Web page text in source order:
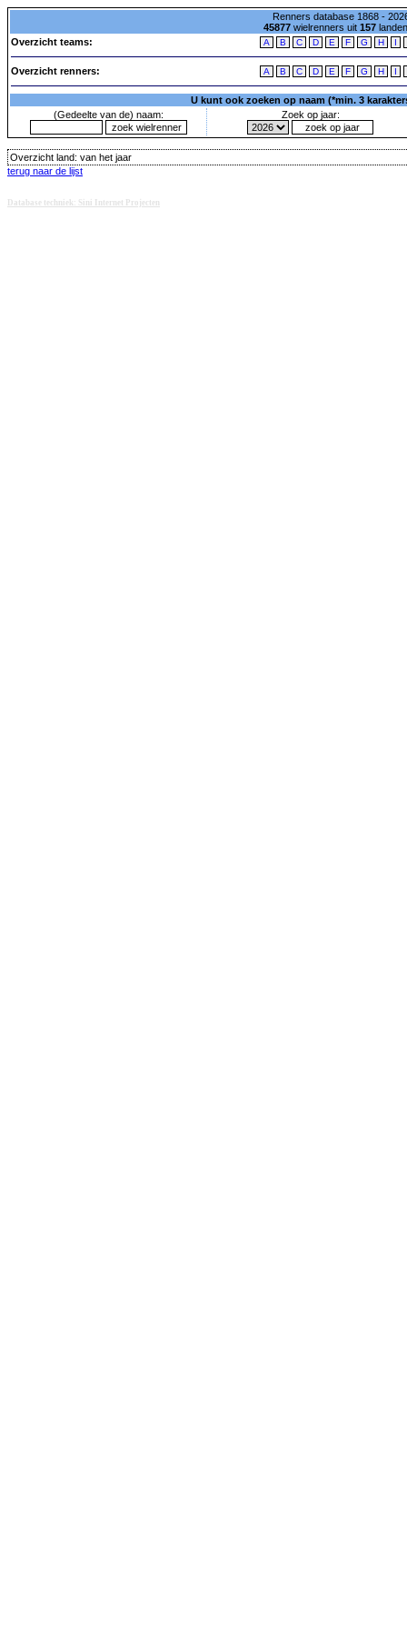
Renners database 1868 -
45877wielrenners uit 157
Overzicht teams:
A B C D E F G H I
Overzicht renners: A B C D E F G H I
U kunt ook zoeken op naam (*min. 3
(Gedeelte van de) naam:
Zoek op jaar:
Overzicht land: van het jaar
terug naar de lijst
Database techniek: Sini Internet Projecten